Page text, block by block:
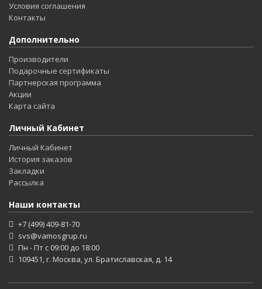
Условия соглашения
Контакты
Дополнительно
Производители
Подарочные сертификаты
Партнерская программа
Акции
Карта сайта
Личный Кабинет
Личный Кабинет
История заказов
Закладки
Рассылка
Наши контакты
+7 (499) 409-81-70
svs@vamosgrup.ru
Пн - Пт с 09:00 до 18:00
109451, г. Москва, ул. Братиславская, д. 14